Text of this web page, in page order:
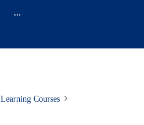
...
Learning Courses